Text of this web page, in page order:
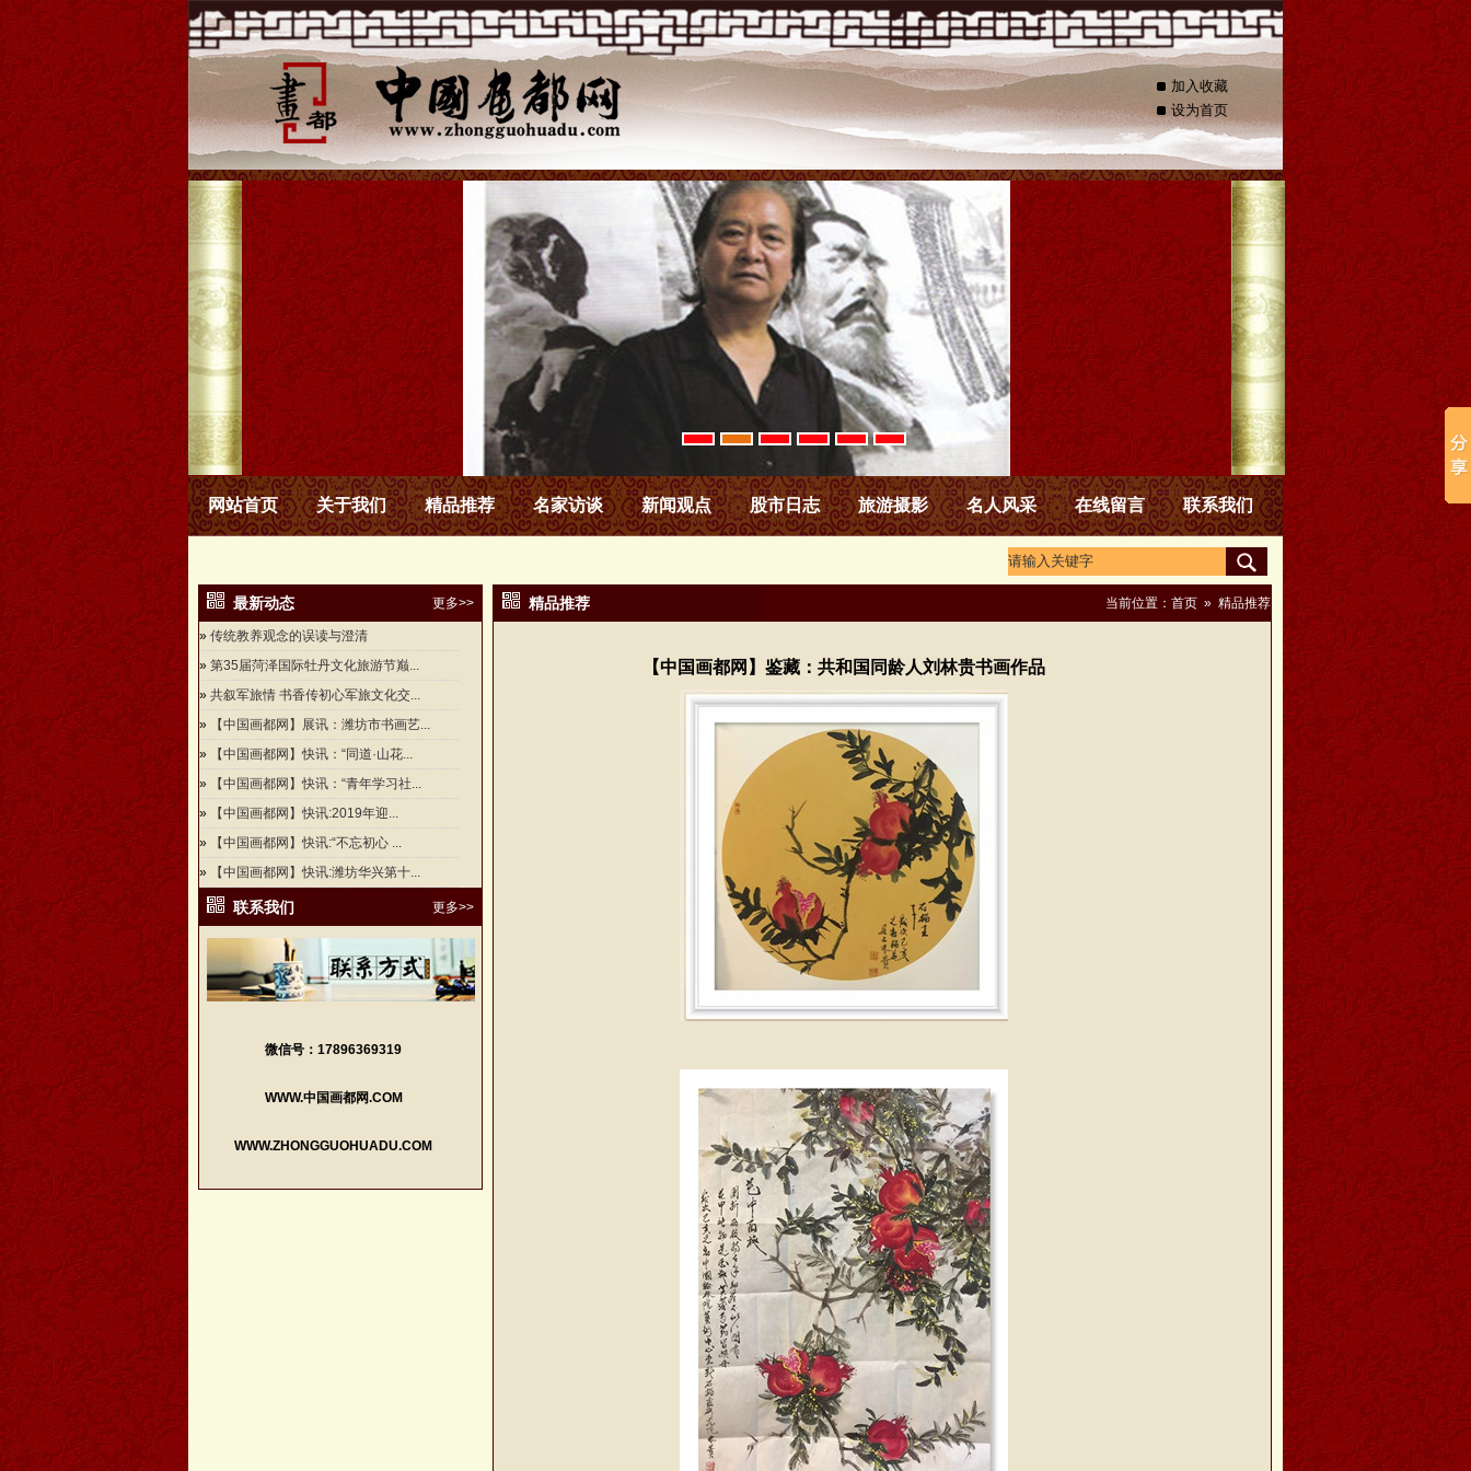
加入收藏
设为首页
网站首页 关于我们 精品推荐 名家访谈 新闻观点 股市日志 旅游摄影 名人风采 在线留言 联系我们
最新动态 更多>>
» 传统教养观念的误读与澄清
» 第35届菏泽国际牡丹文化旅游节巅...
» 共叙军旅情 书香传初心军旅文化交...
»
【中国画都网】展讯：潍坊市书画艺...
»
【中国画都网】快讯：“同道·山花...
»
【中国画都网】快讯：“青年学习社...
»
【中国画都网】快讯:2019年迎...
»
【中国画都网】快讯:“不忘初心 ...
»
【中国画都网】快讯:潍坊华兴第十...
联系我们 更多>>
微信号：17896369319
WWW.中国画都网.COM
WWW.ZHONGGUOHUADU.COM
精品推荐 当前位置： 首页 » 精品推荐
【中国画都网】鉴藏：共和国同龄人刘林贵书画作品